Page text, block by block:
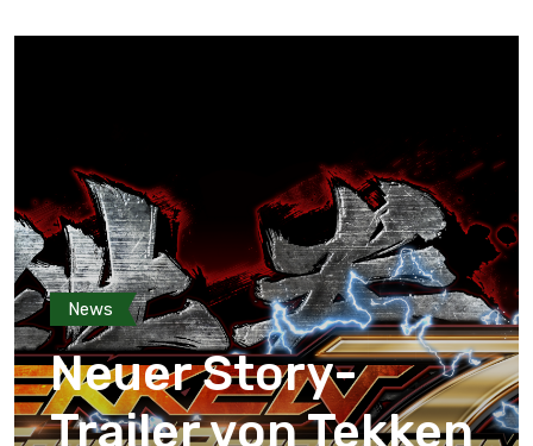
News
Neuer Story-
Trailer von Tekken